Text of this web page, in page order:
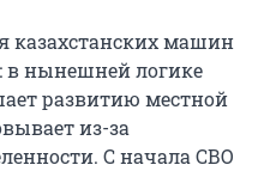
казахстанских машин
в нынешней логике
развитию местной
из-за
С начала СВО